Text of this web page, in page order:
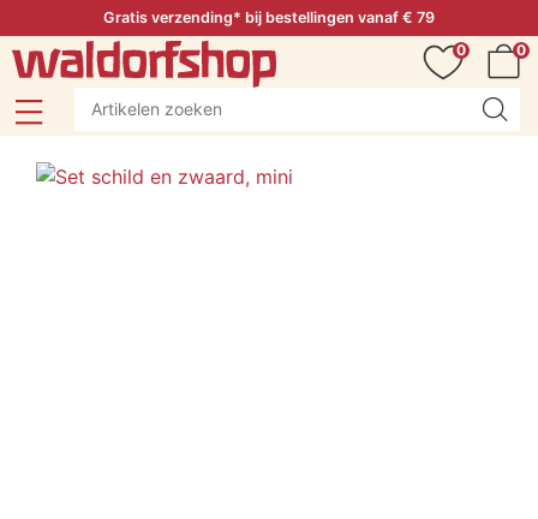
Gratis verzending* bij bestellingen vanaf € 79
0
0